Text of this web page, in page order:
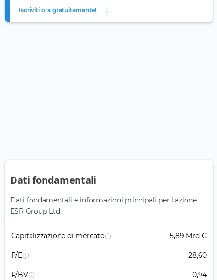
Iscriviti ora gratuitamente!
Dati fondamentali
Dati fondamentali e informazioni principali per l'azione
ESR Group Ltd.
Capitalizzazione di mercato 5,89 Mrd €
P/E 28,60
P/BV 0,94